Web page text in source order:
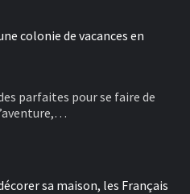
colonie de vacances en
parfaites pour se faire de
sa maison, les Français